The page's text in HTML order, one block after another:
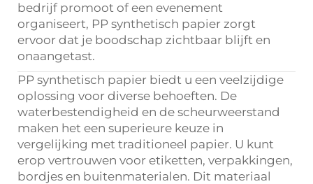
bedrijf promoot of een evenement
organiseert, PP synthetisch papier zorgt
ervoor dat je boodschap zichtbaar blijft en
onaangetast.
PP synthetisch papier biedt u een veelzijdige
oplossing voor diverse behoeften. De
waterbestendigheid en de scheurweerstand
maken het een superieure keuze in
vergelijking met traditioneel papier. U kunt
erop vertrouwen voor etiketten, verpakkingen,
bordjes en buitenmaterialen. Dit materiaal